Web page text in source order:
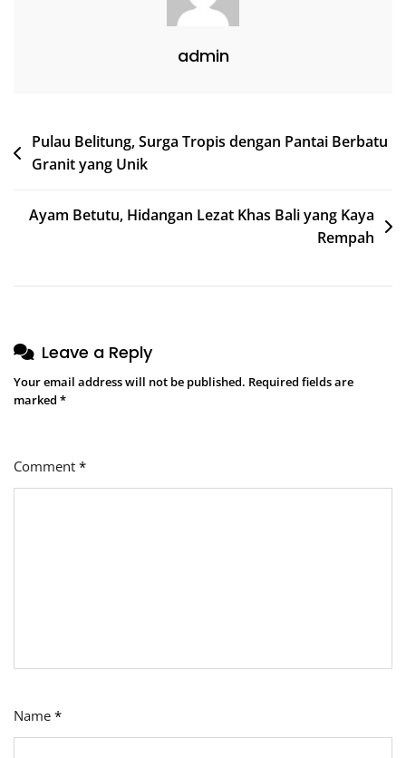
admin
Post
navigation
Pulau Belitung, Surga Tropis dengan Pantai Berbatu
Granit yang Unik
Ayam Betutu, Hidangan Lezat Khas Bali yang Kaya
Rempah
Leave a Reply
Your email address will not be published. Required fields are
marked *
Comment *
Name *